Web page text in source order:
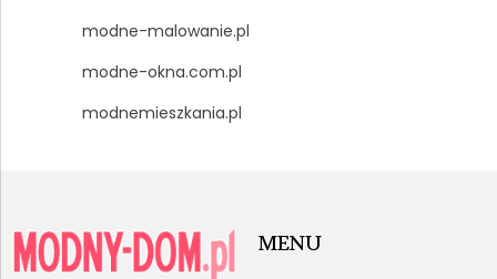
modne-malowanie.pl
modne-okna.com.pl
modnemieszkania.pl
MENU